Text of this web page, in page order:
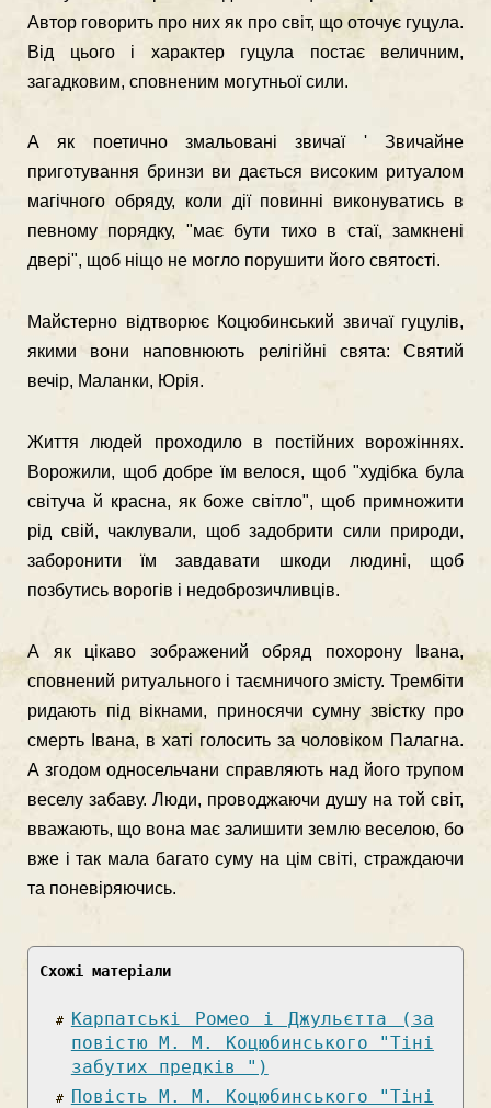
Автор говорить про них як про світ, що оточує гуцула.
Від цього і характер гуцула постає величним,
загадковим, спов­неним могутньої сили.
А як поетично змальовані звичаї ' Звичайне
приготування бринзи ви­ дається високим ритуалом
магічного обряду, коли дії повинні виконуватись в
певному порядку, "має бути тихо в стаї, замкнені
двері", щоб ніщо не могло порушити його святості.
Майстерно відтворює Коцюбинський звичаї гуцулів,
якими вони напов­нюють релігійні свята: Святий
вечір, Маланки, Юрія.
Життя людей проходило в постійних ворожіннях.
Ворожили, щоб добре їм велося, щоб "худібка була
світуча й красна, як боже світло", щоб примножи­ти
рід свій, чаклували, щоб задобрити сили природи,
заборонити їм завдавати шкоди людині, щоб
позбутись ворогів і недоброзичливців.
А як цікаво зображений обряд похорону Івана,
сповнений ритуального і таємничого змісту. Трембіти
ридають під вікнами, приносячи сумну звістку про
смерть Івана, в хаті голосить за чоловіком Палагна.
А згодом односельча­ни справляють над його трупом
веселу забаву. Люди, проводжаючи душу на той світ,
вважають, що вона має залишити землю веселою, бо
вже і так мала багато суму на цім світі, страждаючи
та поневіряючись.
Схожі матеріали
Карпатські Ромео і Джульєтта (за
повістю М. М. Коцюбинського "Тіні
забутих предків ")
Повість М. М. Коцюбинського "Тіні